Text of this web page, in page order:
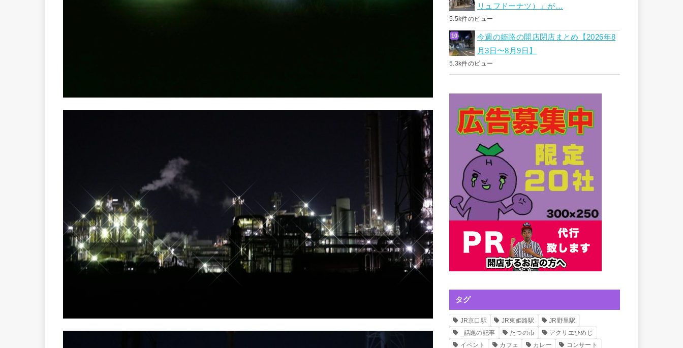
リュフドーナツ）』が…
5.5k件のビュー
今週の姫路の開店閉店まとめ【2026年8
月3日〜8月9日】
5.3k件のビュー
タグ
JR京口駅 JR東姫路駅
JR野里駅
_話題の記事
たつの市
アクリエひめじ
イベント
カフェ カレー コンサート